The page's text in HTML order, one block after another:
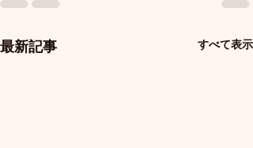
最新記事 すべて表示